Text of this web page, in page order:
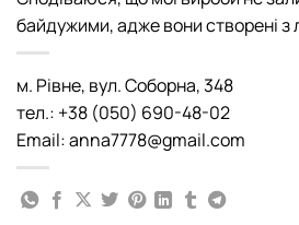
байдужими, адже вони створені з
м. Рівне, вул. Соборна, 348
тел.: +38 (050) 690-48-02
Email: anna7778@gmail.com